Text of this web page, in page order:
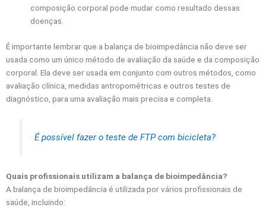
composição corporal pode mudar como resultado dessas
doenças.
É importante lembrar que a balança de bioimpedância não deve ser
usada como um único método de avaliação da saúde e da composição
corporal. Ela deve ser usada em conjunto com outros métodos, como
avaliação clínica, medidas antropométricas e outros testes de
diagnóstico, para uma avaliação mais precisa e completa.
É possível fazer o teste de FTP com bicicleta?
Quais profissionais utilizam a balança de bioimpedância?
A balança de bioimpedância é utilizada por vários profissionais de
saúde, incluindo: